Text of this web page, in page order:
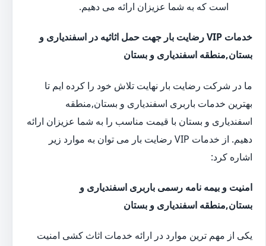
است که به شما عزیزان ارائه می دهیم.
خدمات VIP رضایت بار جهت حمل اثاثیه در اسفندیاری و
بستان,منطقه اسفندیاری و بستان
ما در شرکت رضایت بار نهایت تلاش خود را کرده ایم تا
بهترین خدمات باربری اسفندیاری و بستان,منطقه
اسفندیاری و بستان با قیمت مناسب را به شما عزیزان ارائه
دهیم. از خدمات VIP رضایت بار می توان به موارد زیر
اشاره کرد:
امنیت و بیمه نامه رسمی باربری اسفندیاری و
بستان,منطقه اسفندیاری و بستان
یکی از مهم ترین موارد در ارائه خدمات اثاث کشی امنیت